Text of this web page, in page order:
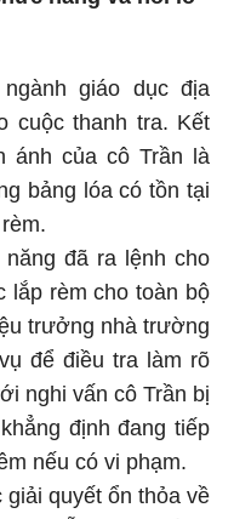
giáo dục địa
cuộc thanh tra. Kết
ánh của cô Trần là
bảng lóa có tồn tại
đã ra lệnh cho
lắp rèm cho toàn bộ
trưởng nhà trường
để điều tra làm rõ
nghi vấn cô Trần bị
định đang tiếp
nếu có vi phạm.
quyết ổn thỏa về